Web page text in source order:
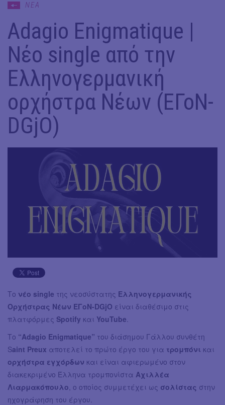
ΝΕΑ
Adagio Enigmatique |
Nέο single από την
Ελληνογερμανική
ορχήστρα Νέων (ΕΓοΝ-
DGjO)
Το νέο single της νεοσύστατης Ελληνογερμανικής
Ορχήστρας Νέων ΕΓοΝ-DGjO είναι διαθέσιμο στις
πλατφόρμες Spotify και YouTube
Το “Adagio Enigmatique” του διάσημου Γάλλου συνθέτη
Saint Preux αποτελεί το πρώτο έργο του για τρομπόνι και
ορχήστρα εγχόρδων και είναι αφιερωμένο στον
διακεκριμένο Έλληνα τρομπονίστα Αχιλλέα
Λιαρμακόπουλο , ο οποίος συμμετέχει ως σολίστας στην
ηχογράφηση του έργου.